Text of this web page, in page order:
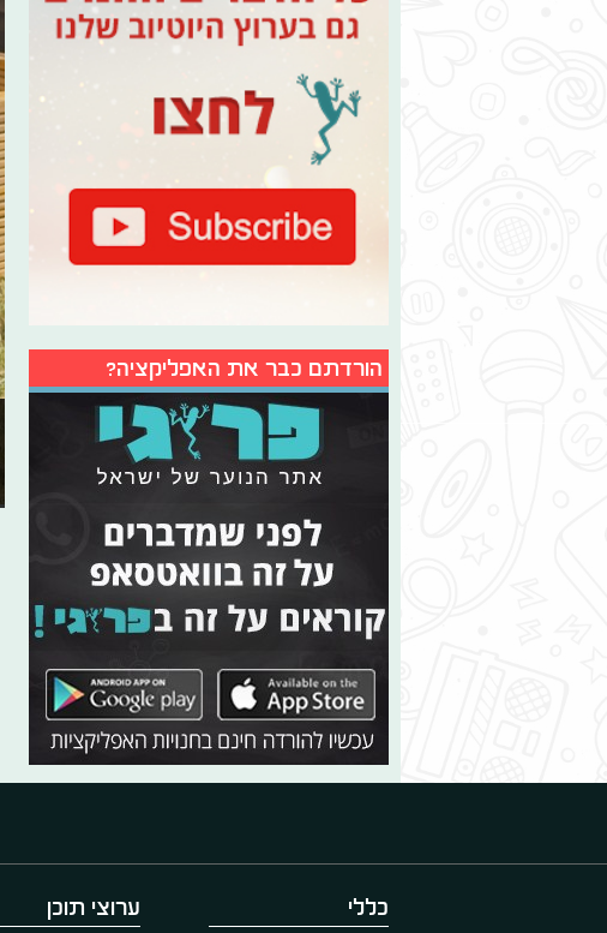
הורדתם כבר את האפליקציה?
כללי ערוצי תוכן